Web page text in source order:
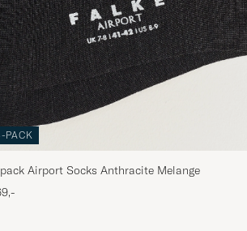
PACK
Airport Socks Anthracite Melange